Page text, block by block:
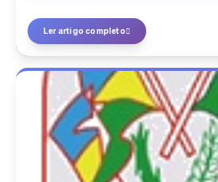
Ler artigo completo